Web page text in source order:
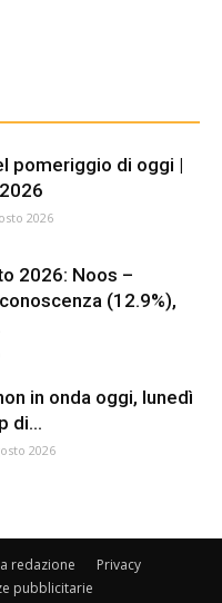
pomeriggio di oggi |
2026
2026: Noos –
(12.9%),
in onda oggi, lunedì
di...
2026
redazione
Privacy
pubblicitarie